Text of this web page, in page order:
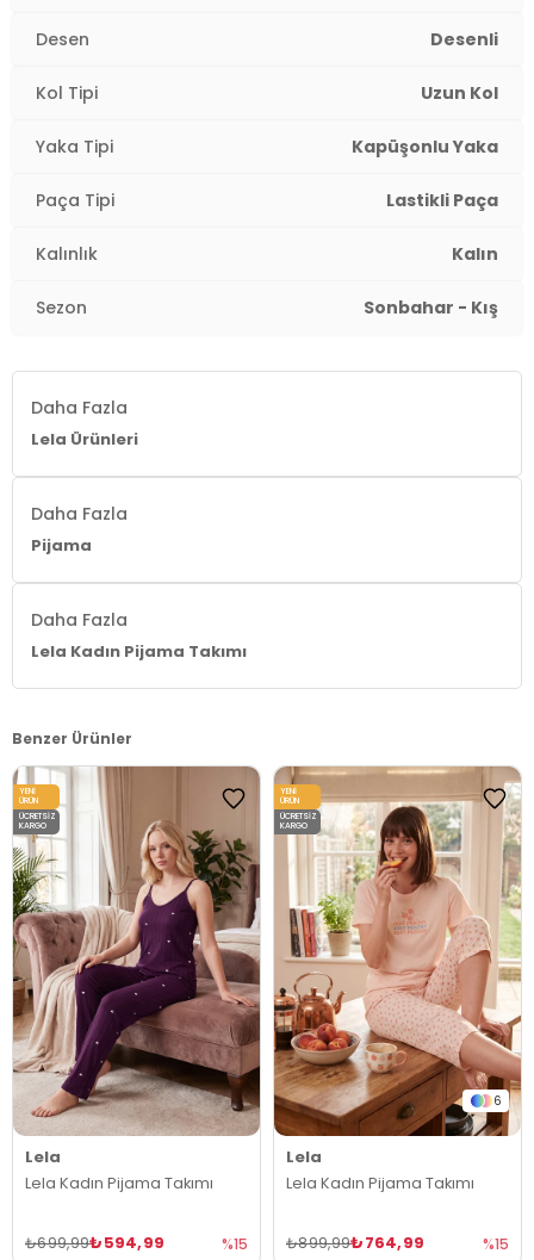
Desen Desenli
Kol Tipi Uzun Kol
Yaka Tipi Kapüşonlu Yaka
Paça Tipi Lastikli Paça
Kalınlık Kalın
Sezon Sonbahar - Kış
Daha Fazla
Lela Ürünleri
Daha Fazla
Pijama
Daha Fazla
Lela Kadın Pijama Takımı
Benzer Ürünler
Lela
Lela Kadın Pijama Takımı
₺594,99
₺699,99 %15
YENI
ÜRÜN
ÜCRETSIZ
KARGO
6
Lela
Lela Kadın Pijama Takımı
₺764,99
₺899,99 %15
YENI
ÜRÜN
ÜCRETSIZ
KARGO